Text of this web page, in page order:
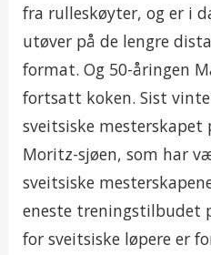
fra rulleskøyter, og er i
utøver på de lengre
format. Og 50-åringen
fortsatt koken. Sist
sveitsiske mesterskapet
Moritz-sjøen, som har
sveitsiske
eneste treningstilbudet
for sveitsiske løpere er